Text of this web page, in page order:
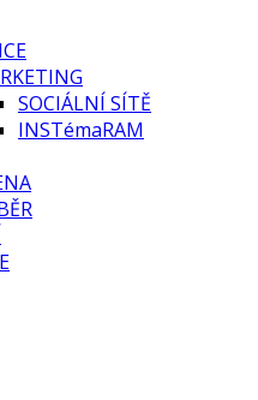
SOCIÁLNÍ SÍTĚ
INSTémaRAM